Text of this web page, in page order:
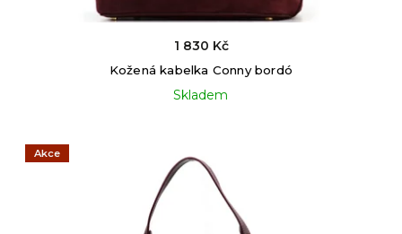
Kožená kabelka Conny bordó
Skladem
1 830 Kč
Akce